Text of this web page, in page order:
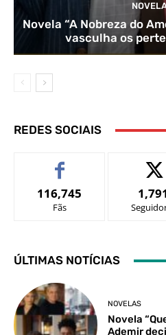
Novela “A Nobreza do
vasculha os
REDES SOCIAIS
116,745
Fãs
1,791
ÚLTIMAS NOTÍCIAS
NOVELAS
Novela
Ademir